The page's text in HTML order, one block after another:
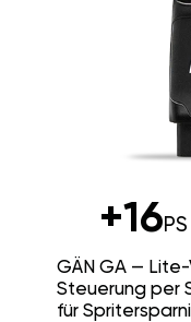
+16PS
GÄN GA — Lite-
Steuerung per
für